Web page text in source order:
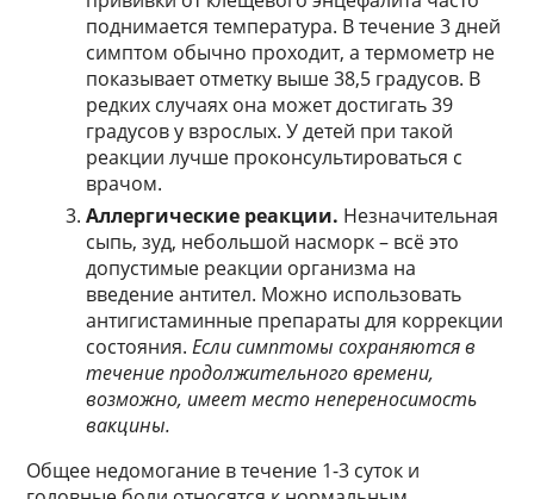
поднимается температура. В течение 3 дней
симптом обычно проходит, а термометр не
показывает отметку выше 38,5 градусов. В
редких случаях она может достигать 39
градусов у взрослых. У детей при такой
реакции лучше проконсультироваться с
врачом.
Аллергические реакции. Незначительная
сыпь, зуд, небольшой насморк – всё это
допустимые реакции организма на
введение антител. Можно использовать
антигистаминные препараты для коррекции
состояния.Если симптомы сохраняются в
течение продолжительного времени,
возможно, имеет место непереносимость
вакцины.
Общее недомогание в течение 1-3 суток и